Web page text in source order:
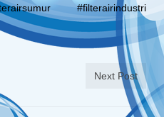
#filterairindustri
Next Post